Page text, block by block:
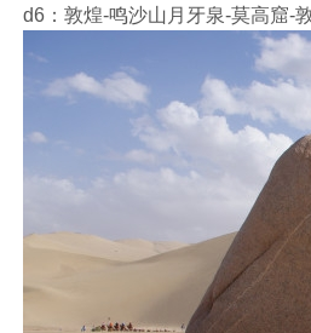
d6：敦煌-鸣沙山月牙泉-莫高窟-